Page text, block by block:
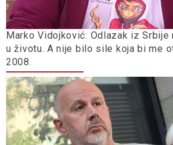
Marko Vidojković: Odlazak iz Srbije
u životu. A nije bilo sile koja bi me
2008.